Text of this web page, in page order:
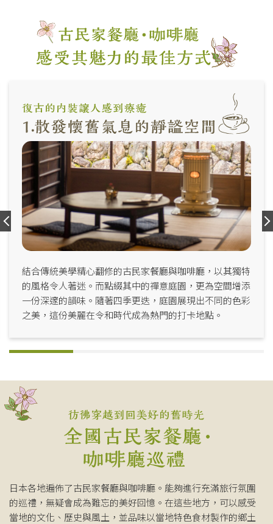
結合傳統美學精心翻修的古民家餐廳與咖啡廳，以其獨特
的風格令人著迷。而點綴其中的禪意庭園，更為空間增添
一份深邃的韻味。隨著四季更迭，庭園展現出不同的色彩
之美，這份美麗在令和時代成為熱門的打卡地點。
日本各地遍佈了古民家餐廳與咖啡廳。能夠進行充滿旅行氛圍
的巡禮，無疑會成為難忘的美好回憶。在這些地方，可以感受
當地的文化、歷史與風土，並品味以當地特色食材製作的鄉土